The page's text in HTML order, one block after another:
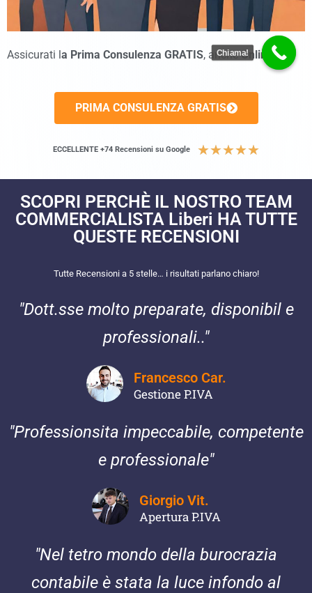
Assicurati la Prima Consulenza GRATIS, ancheOnline!
PRIMA CONSULENZA GRATIS
ECCELLENTE +74 Recensioni su Google ★★★★★
SCOPRI PERCHÈ IL NOSTRO TEAM
COMMERCIALISTA Liberi HA TUTTE
QUESTE RECENSIONI​
Tutte Recensioni a 5 stelle… i risultati parlano chiaro!
"Dott.sse molto preparate, disponibil e
professionali.."
Francesco Car.
Gestione P.IVA
"Professionsita impeccabile, competente
e professionale"
Giorgio Vit.
Apertura P.IVA
"Nel tetro mondo della burocrazia
contabile è stata la luce infondo al
Chiama!